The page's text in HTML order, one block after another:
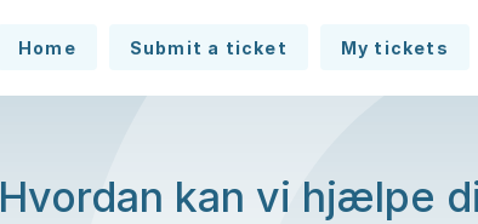
Home Submit a ticket My tickets
Hvordan kan vi hjælpe